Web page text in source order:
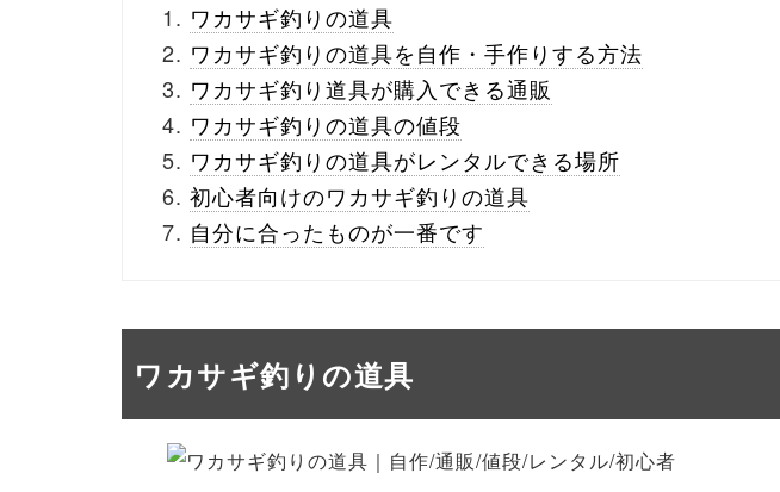
ワカサギ釣りの道具
ワカサギ釣りの道具を自作・手作りする方法
ワカサギ釣り道具が購入できる通販
ワカサギ釣りの道具の値段
ワカサギ釣りの道具がレンタルできる場所
初心者向けのワカサギ釣りの道具
自分に合ったものが一番です
ワカサギ釣りの道具